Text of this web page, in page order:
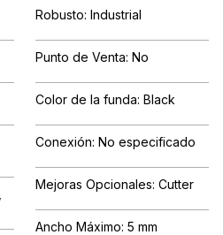
Robusto: Industrial
Punto de Venta: No
Color de la funda: Black
Conexión: No especificado
Mejoras Opcionales: Cutter
Ancho Máximo: 5 mm